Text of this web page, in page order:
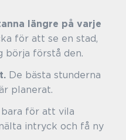
längre på varje
för att se en stad,
börja förstå den.
De bästa stunderna
planerat.
för att vila
intryck och få ny